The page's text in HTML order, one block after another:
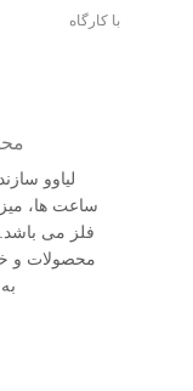
با کارگاه
لیاوو
ساعت ها،
فلز می باشد.
محصولات و